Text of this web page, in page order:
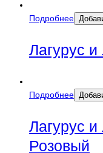
Подробнее
Лагурус
Подробнее
Лагурус
Розовый